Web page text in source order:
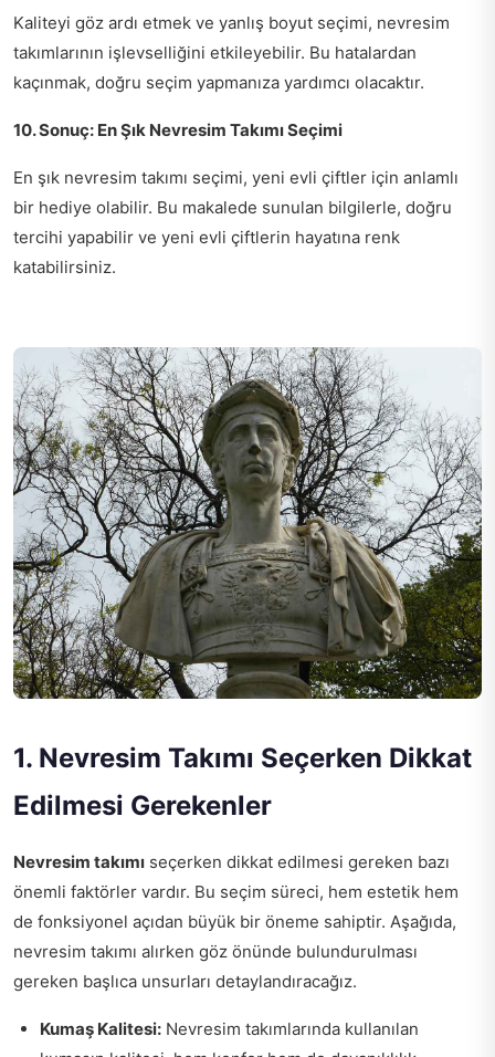
Kaliteyi göz ardı etmek ve yanlış boyut seçimi, nevresim
takımlarının işlevselliğini etkileyebilir. Bu hatalardan
kaçınmak, doğru seçim yapmanıza yardımcı olacaktır.
10. Sonuç: En Şık Nevresim Takımı Seçimi
En şık nevresim takımı seçimi, yeni evli çiftler için anlamlı
bir hediye olabilir. Bu makalede sunulan bilgilerle, doğru
tercihi yapabilir ve yeni evli çiftlerin hayatına renk
katabilirsiniz.
1. Nevresim Takımı Seçerken Dikkat
Edilmesi Gerekenler
Nevresim takımı seçerken dikkat edilmesi gereken bazı
önemli faktörler vardır. Bu seçim süreci, hem estetik hem
de fonksiyonel açıdan büyük bir öneme sahiptir. Aşağıda,
nevresim takımı alırken göz önünde bulundurulması
gereken başlıca unsurları detaylandıracağız.
Kumaş Kalitesi: Nevresim takımlarında kullanılan